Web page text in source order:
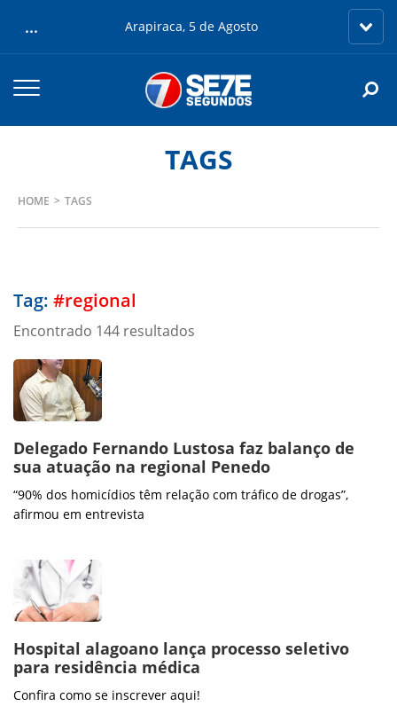
... Arapiraca, 5 de Agosto
HOME TAGS
TAGS
Tag: #regional
Encontrado 144 resultados
Delegado Fernando Lustosa faz balanço de
sua atuação na regional Penedo
“90% dos homicídios têm relação com tráfico de drogas”,
afirmou em entrevista
Hospital alagoano lança processo seletivo
para residência médica
Confira como se inscrever aqui!